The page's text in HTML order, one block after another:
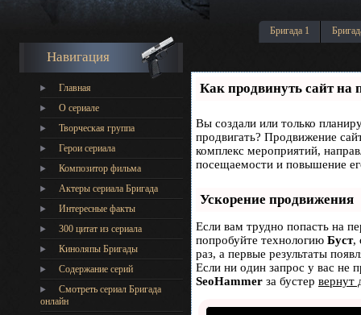
Бригада 1
Навигация
Главная
О сериале
Творческая группа
Герои сериала
Композитор фильма
Актеры сериала Бригада
Интересные факты
300 цитат из сериала
Киноляпы Бригады
Содержание серий
Смотреть сериал Бригада
онлайн
Как продвинуть сайт на
Вы создали или только
продвигать? Продвижение
комплекс мероприятий,
посещаемости и повышение
Ускорение продвижения
Если вам трудно попасть на
попробуйте технологию Буст,
раз, а первые результаты
Если ни один запрос у вас не
SeoHammer за бустер вернут